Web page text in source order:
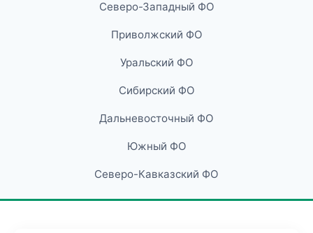
Северо-Западный ФО
Приволжский ФО
Уральский ФО
Сибирский ФО
Дальневосточный ФО
Южный ФО
Северо-Кавказский ФО